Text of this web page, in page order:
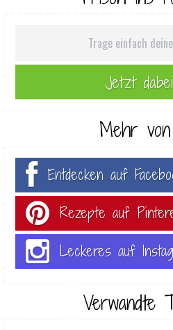
Mehr
Entdecken auf
Rezepte auf
Leckeres auf
Verwandte